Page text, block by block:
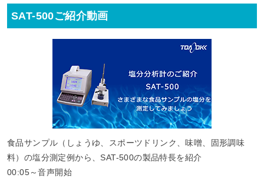
SAT-500ご紹介動画
食品サンプル（しょうゆ、スポーツドリンク、味噌、固形調味
料）の塩分測定例から、SAT-500の製品特長を紹介
00:05～音声開始